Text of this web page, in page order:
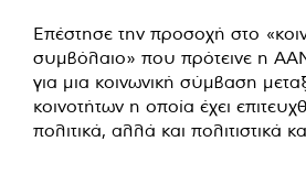
Επέστησε την προσοχή στο
συμβόλαιο» που πρότεινε η
για μια κοινωνική σύμβαση
κοινοτήτων η οποία έχει
πολιτικά, αλλά και πολιτιστικά